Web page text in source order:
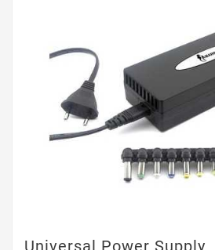
Universal Power Supply